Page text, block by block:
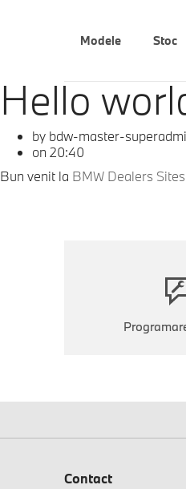
Modele Stoc
Hello
by bdw-master-
on 20:40
Bun venit la BMW Dealers Sites
Contact